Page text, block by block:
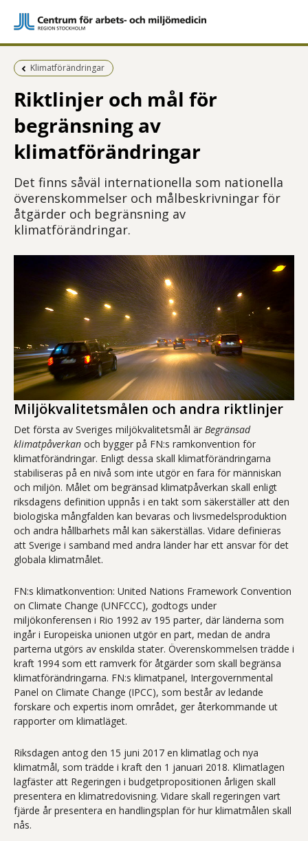
Föregående sida:
Klimatförändringar
Riktlinjer och mål för
begränsning av
klimatförändringar
Det finns såväl internationella som nationella
överenskommelser och målbeskrivningar för
åtgärder och begränsning av
klimatförändringar.
Miljökvalitetsmålen och andra riktlinjer
Det första av Sveriges miljökvalitetsmål är Begränsad
klimatpåverkan och bygger på FN:s ramkonvention för
klimatförändringar. Enligt dessa skall klimatförändringarna
stabiliseras på en nivå som inte utgör en fara för människan
och miljön. Målet om begränsad klimatpåverkan skall enligt
riksdagens definition uppnås i en takt som säkerställer att den
biologiska mångfalden kan bevaras och livsmedelsproduktion
och andra hållbarhets mål kan säkerställas. Vidare definieras
att Sverige i samband med andra länder har ett ansvar för det
globala klimatmålet.
FN:s klimatkonvention: United Nations Framework Convention
on Climate Change (UNFCCC), godtogs under
miljökonferensen i Rio 1992 av 195 parter, där länderna som
ingår i Europeiska unionen utgör en part, medan de andra
parterna utgörs av enskilda stater. Överenskommelsen trädde i
kraft 1994 som ett ramverk för åtgärder som skall begränsa
klimatförändringarna. FN:s klimatpanel, Intergovernmental
Panel on Climate Change (IPCC), som består av ledande
forskare och expertis inom området, ger återkommande ut
rapporter om klimatläget.
Riksdagen antog den 15 juni 2017 en klimatlag och nya
klimatmål, som trädde i kraft den 1 januari 2018. Klimatlagen
lagfäster att Regeringen i budgetpropositionen årligen skall
presentera en klimatredovisning. Vidare skall regeringen vart
fjärde år presentera en handlingsplan för hur klimatmålen skall
nås.